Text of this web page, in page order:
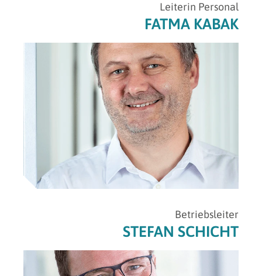
Leiterin Personal
FATMA KABAK
Betriebsleiter
STEFAN SCHICHT